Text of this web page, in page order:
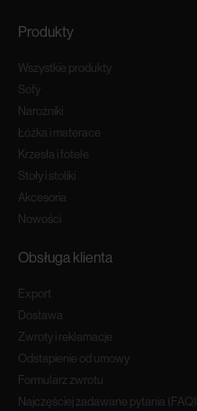
Produkty
Wszystkie produkty
Sofy
Narożniki
Łóżka i materace
Krzesła i fotele
Stoły i stoliki
Akcesoria
Nowości
Obsługa klienta
Export
Dostawa
Zwroty i reklamacje
Odstapienie od umowy
Formularz zwrotu
Najczęściej zadawane pytania (FAQ)